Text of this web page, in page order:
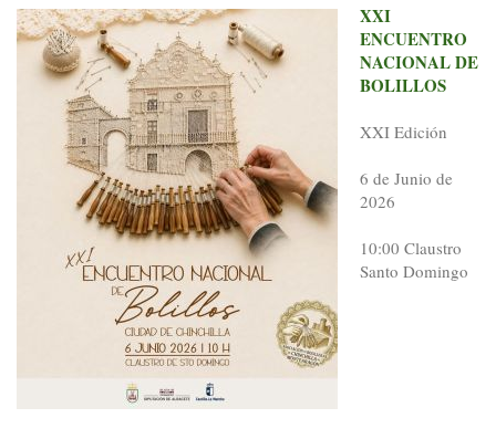
XXI
ENCUENTRO
NACIONAL DE
BOLILLOS
XXI Edición
6 de Junio de
2026
10:00 Claustro
Santo Domingo